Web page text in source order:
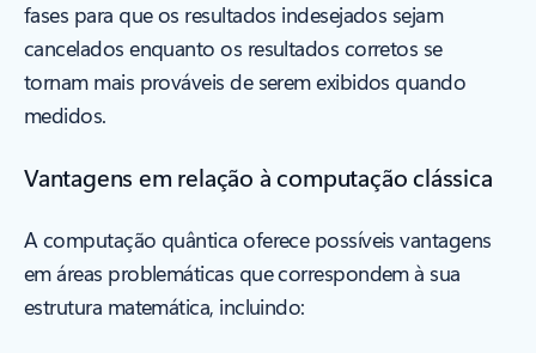
fases para que os resultados indesejados sejam
cancelados enquanto os resultados corretos se
tornam mais prováveis de serem exibidos quando
medidos.
Vantagens em relação à computação clássica
A computação quântica oferece possíveis vantagens
em áreas problemáticas que correspondem à sua
estrutura matemática, incluindo: